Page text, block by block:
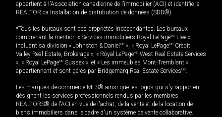
appartient à l'Association canadienne de l’immobilier (ACI) et identifie le
REALTOR.ca Installation de distribution de données (SDD®).
*Tous les bureaux sont des propriétés indépendantes. Les bureaux
comprenant la mention « Services immobiliers Royal LePageMD Ltée »,
incluant sa division « Johnston & Daniel MD », « Royal LePageMD Credit
Valley Real Estate, Brokerage », « Royal LePageMD West Real Estate Services
», « Royal LePageMD Sussex », et « Les immeubles Mont-Tremblant »
appartiennent et sont gérés par Bridgemarq Real Estate ServicesMD.
Les marques de commerce MLS® ainsi que les logos qui s'y rapportent
désignent les services professionnels rendus par les membres
REALTORS® de l'ACI en vue de l'achat, de la vente et de la location de
biens immobiliers dans le cadre d'un système de vente collaborative.